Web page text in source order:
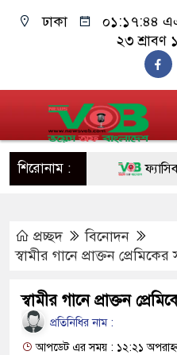
ঢাকা ০১:১৭:৪৫
২৩ শ্রাবণ
শিরোনাম :
মাননীয়
উদ্ধার
প্রচ্ছদ
বিনোদন
স্বামীর গানে প্রাক্তন
স্বামীর গানে প্রাক্তন
প্রতিনিধির নাম :
আপডেট এর সময় : ১২:২১ অপরাহ্ন,